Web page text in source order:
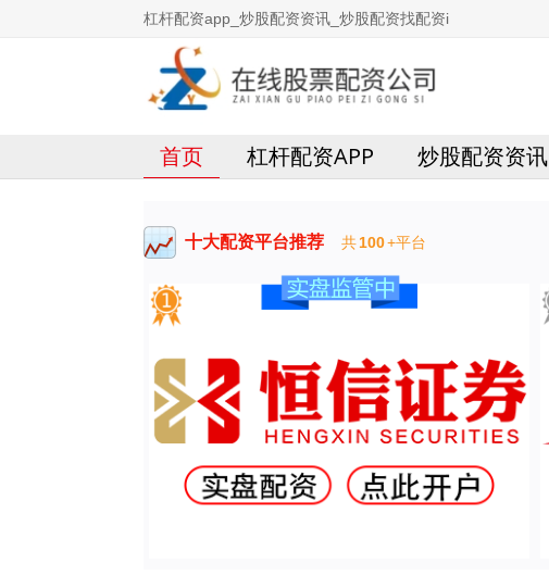
杠杆配资app_炒股配资资讯_炒股配资找配资i
首页 杠杆配资APP 炒股配资资讯
十大配资平台推荐 共100+平台